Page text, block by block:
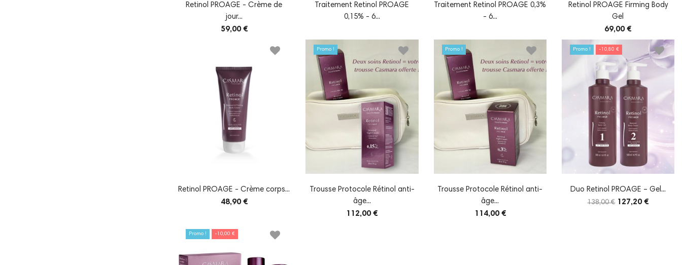
Retinol PROAGE - Crème de
jour...
59,00 €
Traitement Retinol PROAGE
0,15% - 6...
Traitement Retinol PROAGE 0,3%
- 6...
Retinol PROAGE Firming Body
Gel
69,00 €
Retinol PROAGE - Crème corps...
48,90 €
Promo !
Trousse Protocole Rétinol anti-
âge...
112,00 €
Promo !
Trousse Protocole Rétinol anti-
âge...
114,00 €
Promo ! -10,80 €
Duo Retinol PROAGE – Gel...
138,00 € 127,20 €
Promo ! -10,00 €